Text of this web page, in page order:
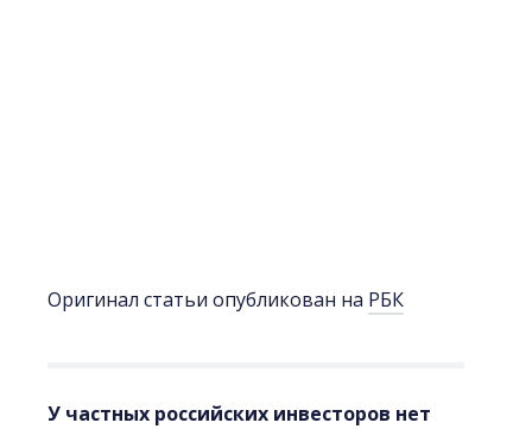
Оригинал статьи опубликован на РБК
У частных российских инвесторов нет